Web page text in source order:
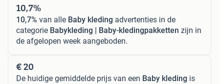
10,7%
10,7% van alle Baby kleding advertenties in de
categorie Babykleding | Baby-kledingpakketten zijn in
de afgelopen week aangeboden.
€ 20
De huidige gemiddelde prijs van een Baby kleding is